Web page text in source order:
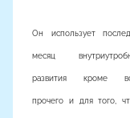
Он использует
месяц
развития кроме
прочего и для того,